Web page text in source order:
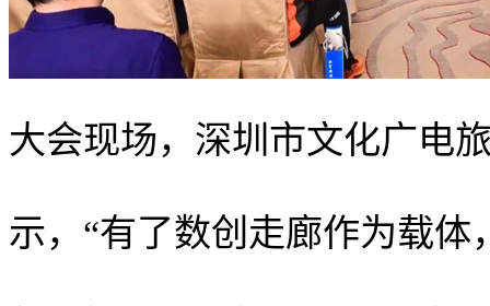
大会现场，深圳市文化广电
示，“有了数创走廊作为载